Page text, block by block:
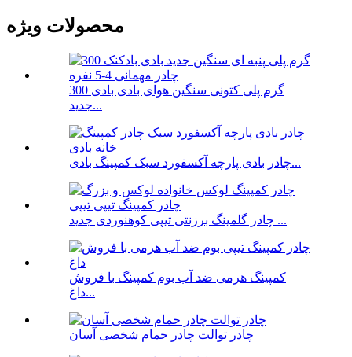
محصولات ویژه
300 گرم پلی کتونی سنگین هوای بادی بادی
جدید...
چادر بادی پارچه آکسفورد سبک کمپینگ بادی...
چادر گلمینگ برزنتی تیپی کوهنوردی جدید ...
کمپینگ هرمی ضد آب بوم کمپینگ با فروش
داغ...
چادر توالت چادر حمام شخصی آسان